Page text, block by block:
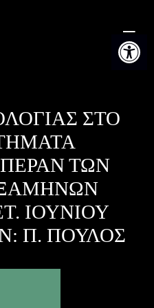
Ανοίξτε
ΣΤΟ
ΠΕΡΑΝ ΤΩΝ
ΙΟΥΝΙΟΥ
Π. ΠΟΥΛΟΣ